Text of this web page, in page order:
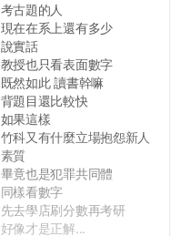
考古題的人
現在在系上還有多少
說實話
教授也只看表面數字
既然如此 讀書幹嘛
背題目還比較快
如果這樣
竹科又有什麼立場抱怨新人
素質
畢竟也是犯罪共同體
同樣看數字
先去學店刷分數再考研
好像才是正解...